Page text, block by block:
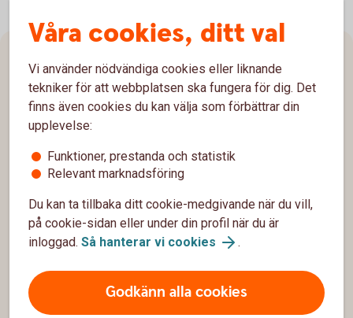
Våra cookies, ditt val
Vi använder nödvändiga cookies eller liknande
tekniker för att webbplatsen ska fungera för dig. Det
finns även cookies du kan välja som förbättrar din
upplevelse:
Funktioner, prestanda och statistik
Relevant marknadsföring
Du kan ta tillbaka ditt cookie-medgivande när du vill,
på cookie-sidan eller under din profil när du är
inloggad. Så hanterar vi cookies .
Godkänn alla cookies
Sidfot
Hitta snabbt
Kundservice
Hitta bankkontor
Bli kund
Priser, räntor och kurser
Om oss